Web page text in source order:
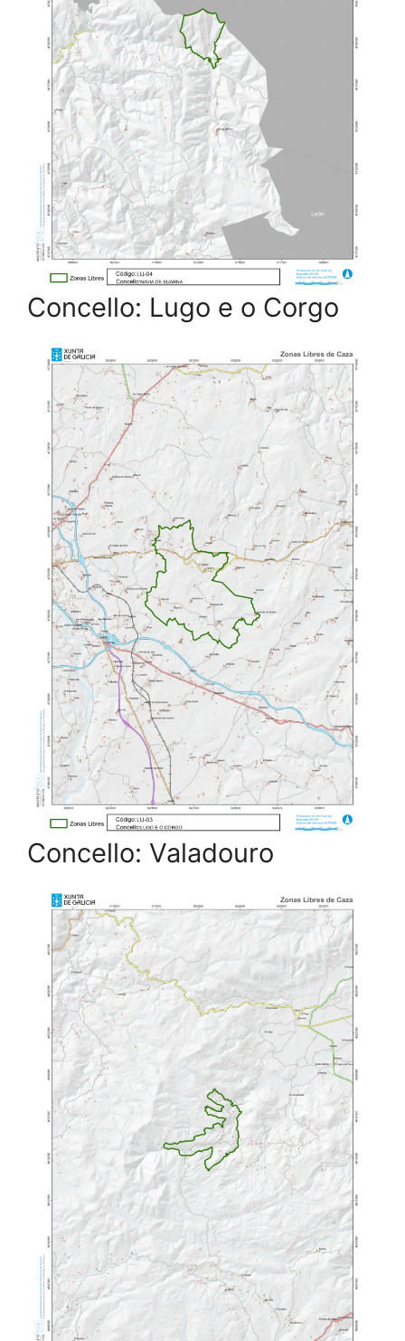
Concello: Lugo e o Corgo
Concello: Valadouro